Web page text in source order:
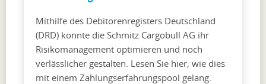
Mithilfe des Debitorenregisters Deutschland
(DRD) konnte die Schmitz Cargobull AG ihr
Risikomanagement optimieren und noch
verlässlicher gestalten. Lesen Sie hier, wie dies
mit einem Zahlungserfahrungspool gelang.